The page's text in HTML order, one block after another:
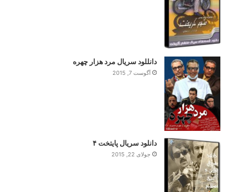
دانللود سریال مرد هزار چهره
آگوست 7, 2015
دانلود سریال پایتخت ۴
جولای 22, 2015